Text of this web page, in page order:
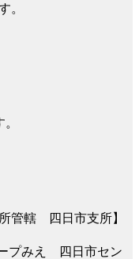
。
管轄 四日市支所】
プみえ 四日市セン